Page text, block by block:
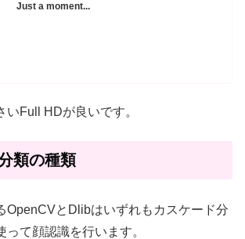
Just a moment...
いFull HDが良いです。
類の種類
OpenCVとDlibはいずれもカスケード分
て顔認識を行います。